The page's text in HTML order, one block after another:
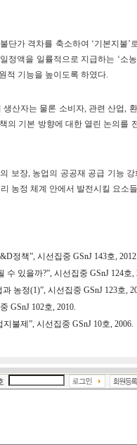
가 격차를 축소하여 ‘기본지불’
정액을 일률적으로 지급하는 ‘소
적 기능을 높이도록 하였다.
산자는 물론 소비자, 관련 산업,
의 기본 방향에 대한 열린 논의를
보장, 농업의 공공재 공급 기능
농정 체계 안에서 발전시킬 요소
정책”, 시선집중 GSnJ 143호, 2012.
있을까?”, 시선집중 GSnJ 124호,
농정(1)”, 시선집중 GSnJ 123호,
GSnJ 102호, 2010.
불제”, 시선집중 GSnJ 10호, 2006.